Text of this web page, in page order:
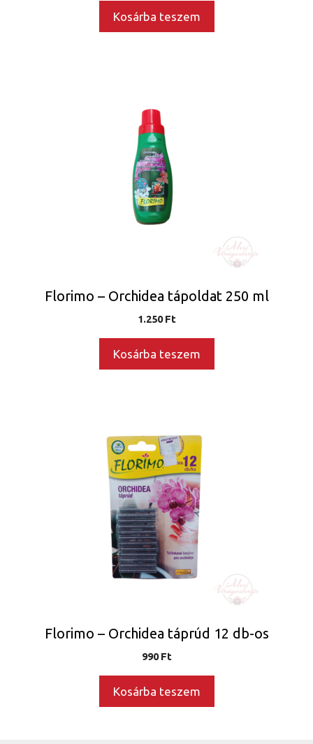
Kosárba teszem
Florimo – Orchidea tápoldat 250 ml
1.250Ft
Kosárba teszem
Florimo – Orchidea táprúd 12 db-os
990Ft
Kosárba teszem